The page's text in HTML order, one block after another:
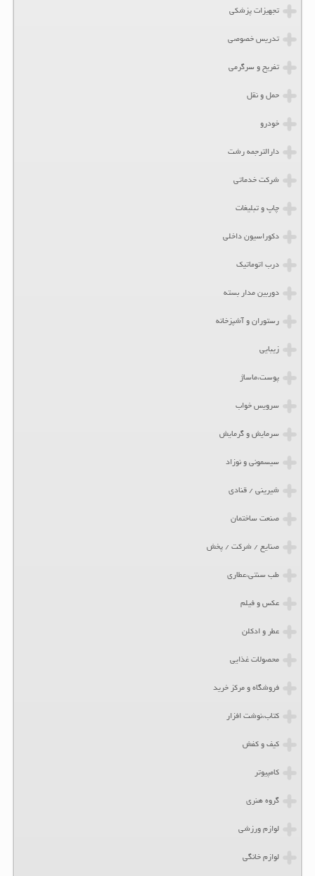
تجهیزات پزشکی
تدریس خصوصی
تفریح و سرگرمی
حمل و نقل
خودرو
دارالترجمه رشت
شرکت خدماتی
چاپ و تبلیغات
دکوراسیون داخلی
درب اتوماتیک
دوربین مدار بسته
رستوران و آشپزخانه
زیبایی
پوست،ماساژ
سرویس خواب
سرمایش و گرمایش
سیسمونی و نوزاد
شیرینی / قنادی
صنعت ساختمان
صنایع / شرکت / پخش
طب سنتی،عطاری
عکس و فیلم
عطر و ادکلن
محصولات غذایی
فروشگاه و مرکز خرید
کتاب،نوشت افزار
کیف و کفش
کامپیوتر
گروه هنری
لوازم ورزشی
لوازم خانگی